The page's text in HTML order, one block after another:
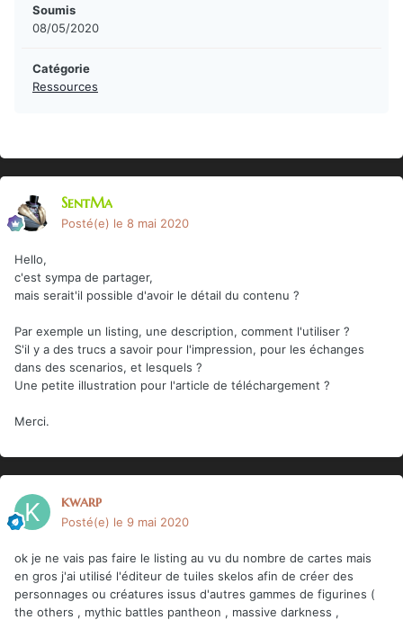
Soumis
08/05/2020
Catégorie
Ressources
SentMa
Posté(e) le 8 mai 2020
Hello,
c'est sympa de partager,
mais serait'il possible d'avoir le détail du contenu ?
Par exemple un listing, une description, comment l'utiliser ?
S'il y a des trucs a savoir pour l'impression, pour les échanges
dans des scenarios, et lesquels ?
Une petite illustration pour l'article de téléchargement ?
Merci.
kwarp
Posté(e) le 9 mai 2020
ok je ne vais pas faire le listing au vu du nombre de cartes mais
en gros j'ai utilisé l'éditeur de tuiles skelos afin de créer des
personnages ou créatures issus d'autres gammes de figurines (
the others , mythic battles pantheon , massive darkness ,